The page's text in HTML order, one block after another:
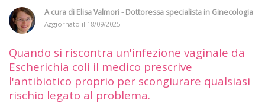
A cura di Elisa Valmori - Dottoressa specialista in Ginecologia
Aggiornato il 18/09/2025
Quando si riscontra un'infezione vaginale da
Escherichia coli il medico prescrive
l'antibiotico proprio per scongiurare qualsiasi
rischio legato al problema.